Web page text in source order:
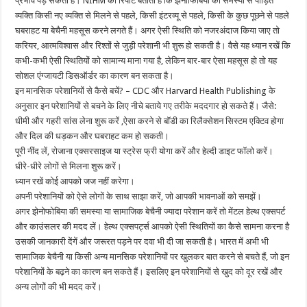
व्यक्ति किसी नए व्यक्ति से मिलने से पहले, किसी इंटरव्यू से पहले, किसी के कुछ पूछने से पहले
घबराहट या बेचैनी महसूस करने लगते हैं। अगर ऐसी स्थिति को नजरअंदाज किया जाए तो
करियर, आत्मविश्वास और रिश्तों से जुड़ी परेशानी भी शुरू हो सकती है। वैसे यह ध्यान रखें कि
कभी-कभी ऐसी स्थितियों को सामान्य माना गया है, लेकिन बार-बार ऐसा महसूस हो तो यह
सोशल एंग्जायटी डिसऑर्डर का कारण बन सकता है।
इन मानसिक परेशानियों से कैसे बचें? – CDC और Harvard Health Publishing के
अनुसार इन परेशानियों से बचने के लिए नीचे बताये गए तरीके मददगार हो सकते हैं। जैसे:
धीमी और गहरी सांस लेना शुरू करें ,ऐसा करने से बॉडी का रिलैक्सेशन सिस्टम एक्टिव होगा
और दिल की धड़कन और घबराहट कम हो सकती।
पूरी नींद लें, रोजाना एक्सरसाइज या स्ट्रेस फ्री योगा करें और हेल्दी डाइट फॉलो करें।
धीरे-धीरे लोगों से मिलना शुरू करें।
ध्यान रखें कोई आपको जज नहीं करेगा।
अपनी परेशानियों को ऐसे लोगों के साथ साझा करें, जो आपकी भावनाओं को समझें।
अगर झेनोफोबिया की समस्या या सामाजिक बेचैनी ज्यादा परेशान करें तो मेंटल हेल्थ एक्सपर्ट
और काउंसलर की मदद लें। हेल्थ एक्सपर्ट्स आपको ऐसी स्थितियों का कैसे सामना करना है
उसकी जानकारी देंगें और जरूरत पड़ने पर दवा भी दी जा सकती है। भारत में अभी भी
सामाजिक बेचैनी या किसी अन्य मानसिक परेशानियों पर खुलकर बात करने से बचते हैं, जो इन
परेशानियों के बढ़ने का कारण बन सकते हैं। इसलिए इन परेशानियों से खुद को दूर रखें और
अन्य लोगों की भी मदद करें।